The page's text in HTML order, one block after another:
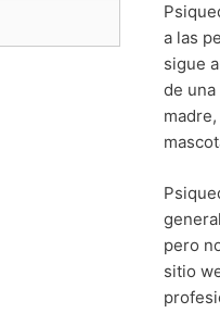
a las
sigue
de
pero
sitio